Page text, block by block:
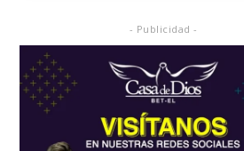
- Publicidad -